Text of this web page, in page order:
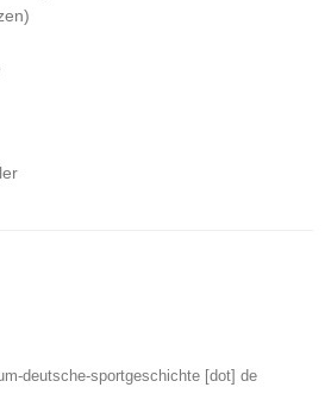
deutsche-sportgeschichte [dot] de